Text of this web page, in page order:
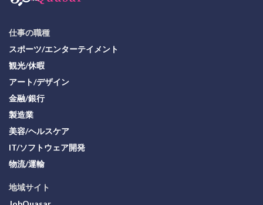
仕事の職種
スポーツ/エンターテイメント
観光/休暇
アート/デザイン
金融/銀行
製造業
美容/ヘルスケア
IT/ソフトウェア開発
物流/運輸
地域サイト